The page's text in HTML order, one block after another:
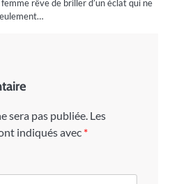
rêve de briller d’un éclat qui ne
sera pas publiée. Les
indiqués avec *